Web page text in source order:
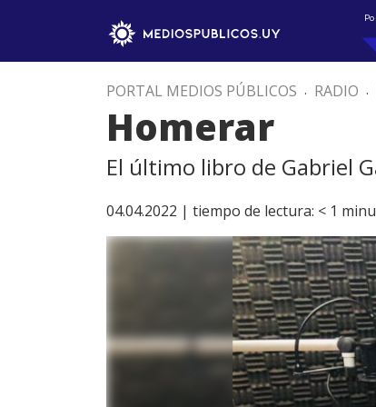
PORTAL MEDIOS PÚBLICOS . RADIO .
Homerar
El último libro de Gabriel
04.04.2022 | tiempo de lectura: < 1